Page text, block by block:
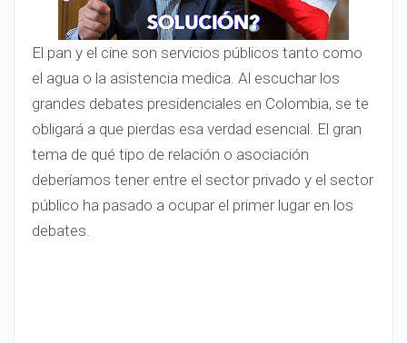
El pan y el cine son servicios públicos tanto como
el agua o la asistencia medica. Al escuchar los
grandes debates presidenciales en Colombia, se te
obligará a que pierdas esa verdad esencial. El gran
tema de qué tipo de relación o asociación
deberíamos tener entre el sector privado y el sector
público ha pasado a ocupar el primer lugar en los
debates.